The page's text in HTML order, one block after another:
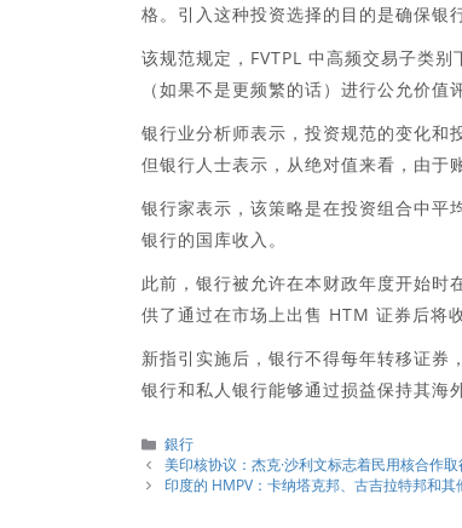
格。引入这种投资选择的目的是确保银
该规范规定，FVTPL 中高频交易子类
（如果不是更频繁的话）进行公允价
银行业分析师表示，投资规范的变化和
但银行人士表示，从绝对值来看，由于
银行家表示，该策略是在投资组合中平
银行的国库收入。
此前，银行被允许在本财政年度开始时
供了通过在市场上出售 HTM 证券后将
新指引实施后，银行不得每年转移证券
银行和私人银行能够通过损益保持其海
分
類
銀行
美印核协议：杰克·沙利文标志着民用核合作
印度的 HMPV：卡纳塔克邦、古吉拉特邦和其